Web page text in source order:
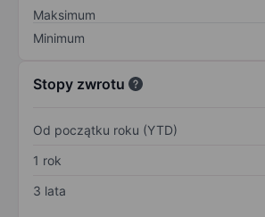
Maksimum
Minimum
Stopy zwrotu
Od początku roku (YTD)
1 rok
3 lata